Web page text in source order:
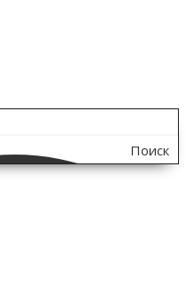
Поиск
по